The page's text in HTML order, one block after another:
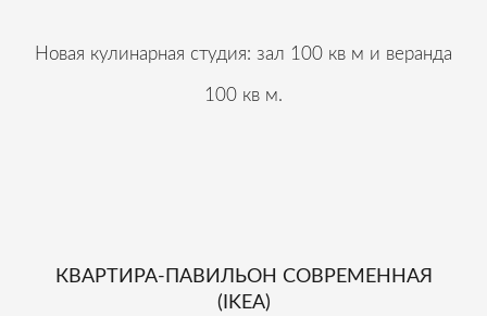
Новая кулинарная студия: зал 100 кв м и веранда
100 кв м.
КВАРТИРА-ПАВИЛЬОН СОВРЕМЕННАЯ
(IKEA)